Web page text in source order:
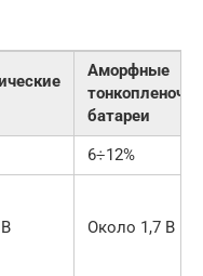
Аморфные
батареи
6÷12%
Около 1,7 В